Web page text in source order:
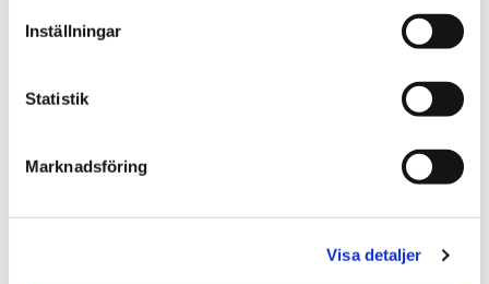
Inställningar
Statistik
Marknadsföring
Visa detaljer
Hubert kom fram hel och fin! Sötaste igelkotten jag sett.
Den var liten pch gulig, perfekt till alla hjärtans dag.